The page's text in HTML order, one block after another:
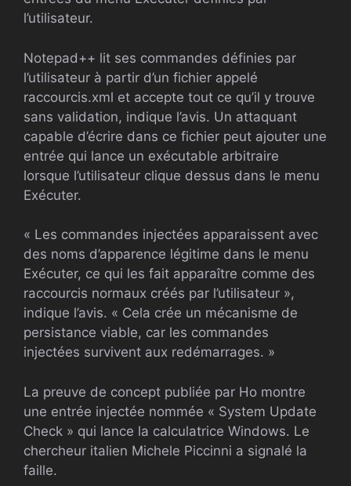
l’utilisateur.
Notepad++ lit ses commandes définies par
l’utilisateur à partir d’un fichier appelé
raccourcis.xml et accepte tout ce qu’il y trouve
sans validation, indique l’avis. Un attaquant
capable d’écrire dans ce fichier peut ajouter une
entrée qui lance un exécutable arbitraire
lorsque l’utilisateur clique dessus dans le menu
Exécuter.
« Les commandes injectées apparaissent avec
des noms d’apparence légitime dans le menu
Exécuter, ce qui les fait apparaître comme des
raccourcis normaux créés par l’utilisateur »,
indique l’avis. « Cela crée un mécanisme de
persistance viable, car les commandes
injectées survivent aux redémarrages. »
La preuve de concept publiée par Ho montre
une entrée injectée nommée « System Update
Check » qui lance la calculatrice Windows. Le
chercheur italien Michele Piccinni a signalé la
faille.